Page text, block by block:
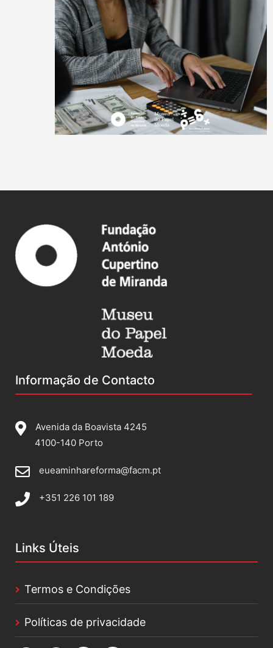
Informação de Contacto
Avenida da Boavista 4245
4100-140 Porto
eueaminhareforma@facm.pt
+351 226 101 189
Links Úteis
Termos e Condições
Políticas de privacidade